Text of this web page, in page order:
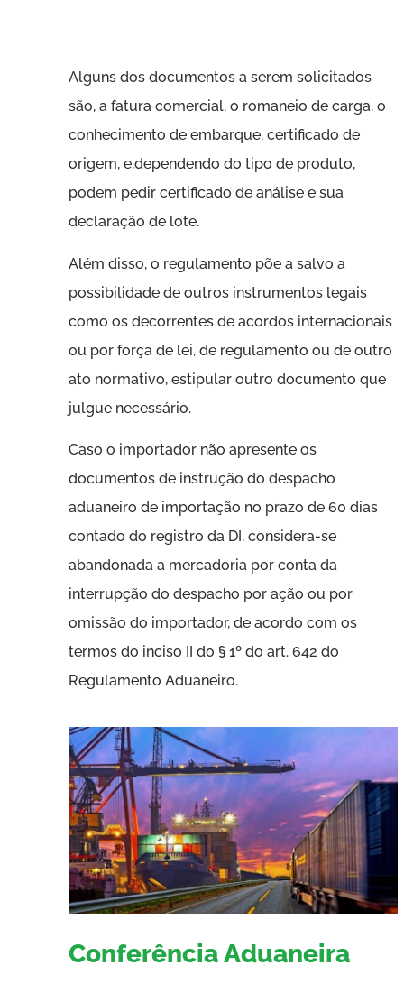
Alguns dos documentos a serem solicitados
são, a fatura comercial, o romaneio de carga, o
conhecimento de embarque, certificado de
origem, e,dependendo do tipo de produto,
podem pedir certificado de análise e sua
declaração de lote.
Além disso, o regulamento põe a salvo a
possibilidade de outros instrumentos legais
como os decorrentes de acordos internacionais
ou por força de lei, de regulamento ou de outro
ato normativo, estipular outro documento que
julgue necessário.
Caso o importador não apresente os
documentos de instrução do despacho
aduaneiro de importação no prazo de 60 dias
contado do registro da DI, considera-se
abandonada a mercadoria por conta da
interrupção do despacho por ação ou por
omissão do importador, de acordo com os
termos do inciso II do § 1º do art. 642 do
Regulamento Aduaneiro.
Conferência Aduaneira